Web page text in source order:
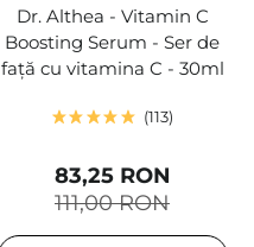
Dr. Althea - Vitamin C
Boosting Serum - Ser de
față cu vitamina C - 30ml
113
111,00 RON
83,25 RON